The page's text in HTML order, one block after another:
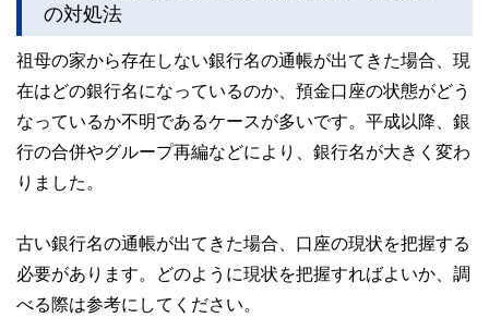
執筆者・監修者による執筆体制を築くことで、内容のわかり
私たちは、快適でより良い生活のアイデアを提供するお金の
コンシェルジュを目指します。
の対処法
祖母の家から存在しない銀行名の通帳が出てきた場合、現
在はどの銀行名になっているのか、預金口座の状態がどう
なっているか不明であるケースが多いです。平成以降、銀
行の合併やグループ再編などにより、銀行名が大きく変わ
りました。
古い銀行名の通帳が出てきた場合、口座の現状を把握する
必要があります。どのように現状を把握すればよいか、調
べる際は参考にしてください。